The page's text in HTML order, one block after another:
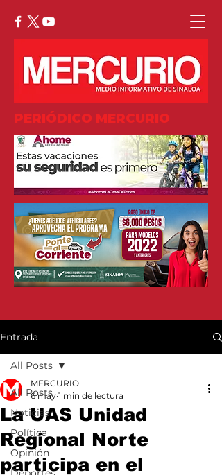
PERIÓDICO MERCURIO
Entrada
All Posts
Noticias
Política
Opinión
All Posts
La UAS Unidad
Regional Norte
participa en el
MERCURIO
6 may 1 min de lectura